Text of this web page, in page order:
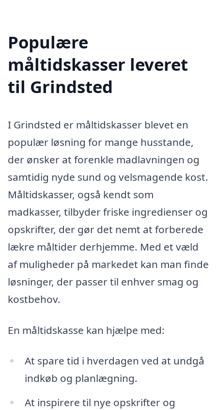
Populære
måltidskasser leveret
til Grindsted
I Grindsted er måltidskasser blevet en
populær løsning for mange husstande,
der ønsker at forenkle madlavningen og
samtidig nyde sund og velsmagende kost.
Måltidskasser, også kendt som
madkasser, tilbyder friske ingredienser og
opskrifter, der gør det nemt at forberede
lækre måltider derhjemme. Med et væld
af muligheder på markedet kan man finde
løsninger, der passer til enhver smag og
kostbehov.
En måltidskasse kan hjælpe med:
At spare tid i hverdagen ved at undgå
indkøb og planlægning.
At inspirere til nye opskrifter og